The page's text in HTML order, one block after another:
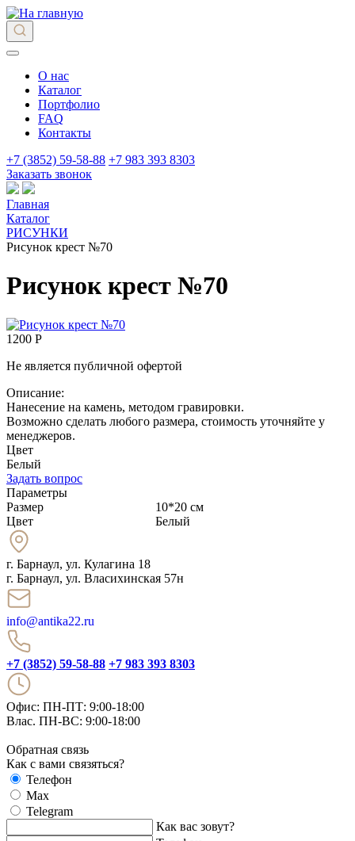
О нас
Каталог
Портфолио
FAQ
Контакты
+7 (3852) 59-58-88 +7 983 393 8303
Заказать звонок
Главная
Каталог
РИСУНКИ
Рисунок крест №70
Рисунок крест №70
1200 Р
Не является публичной офертой
Описание:
Нанесение на камень, методом гравировки.
Возможно сделать любого размера, стоимость уточняйте у
менеджеров.
Цвет
Белый
Задать вопрос
Параметры
Размер
10*20 см
Цвет
Белый
г. Барнаул, ул. Кулагина 18
г. Барнаул, ул. Власихинская 57н
info@antika22.ru
+7 (3852) 59-58-88 +7 983 393 8303
Офис: ПН-ПТ: 9:00-18:00
Влас. ПН-ВС: 9:00-18:00
Обратная связь
Как с вами связяться?
Телефон
Max
Telegram
Как вас зовут?